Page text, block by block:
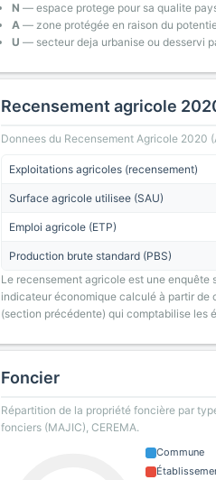
N — espace protege pour sa qualite
A — zone protégée en raison du
U — secteur deja urbanise ou desservi
Recensement agricole
Donnees du Recensement Agricole 2020
Exploitations agricoles (recensement)
Surface agricole utilisee (SAU)
Emploi agricole (ETP)
Production brute standard (PBS)
Le recensement agricole est une
indicateur économique calculé à partir de
(section précédente) qui comptabilise
Foncier
Répartition de la propriété foncière par
fonciers (MAJIC), CEREMA.
Commune